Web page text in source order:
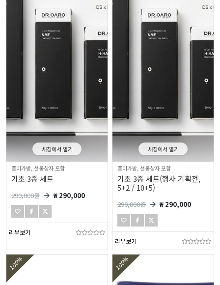
새창에서 열기
종이가방, 선물상자 포함
기초 3종 세트
290,000원 ₩ 290,000
리뷰보기
새창에서 열기
종이가방, 선물상자 포함
기초 3종 세트(행사 기획전,
5+2 / 10+5)
290,000원 ₩ 290,000
리뷰보기
100% 100%